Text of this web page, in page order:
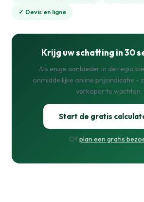
✓ Devis en ligne
Krijg uw schatting in 30
Als enige aanbieder in de regio
onmiddellijke online prijsindicatie -
verkoper te wachten.
Start de gratis
Ofplan een gratis